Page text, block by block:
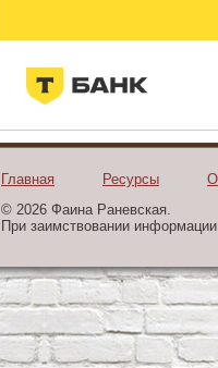
Главная Ресурсы
© 2026 Фаина Раневская.
При заимствовании